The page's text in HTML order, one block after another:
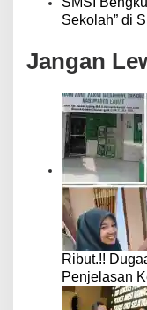
Sekolah” di
Jangan
Ribut.!!
Penjelasan